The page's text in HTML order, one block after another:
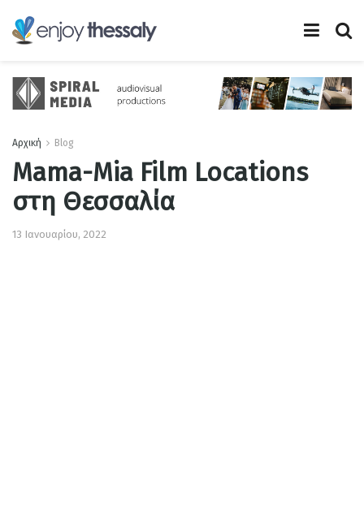
Αρχική Blog
Mama-Mia Film Locations
στη Θεσσαλία
13 Ιανουαρίου, 2022